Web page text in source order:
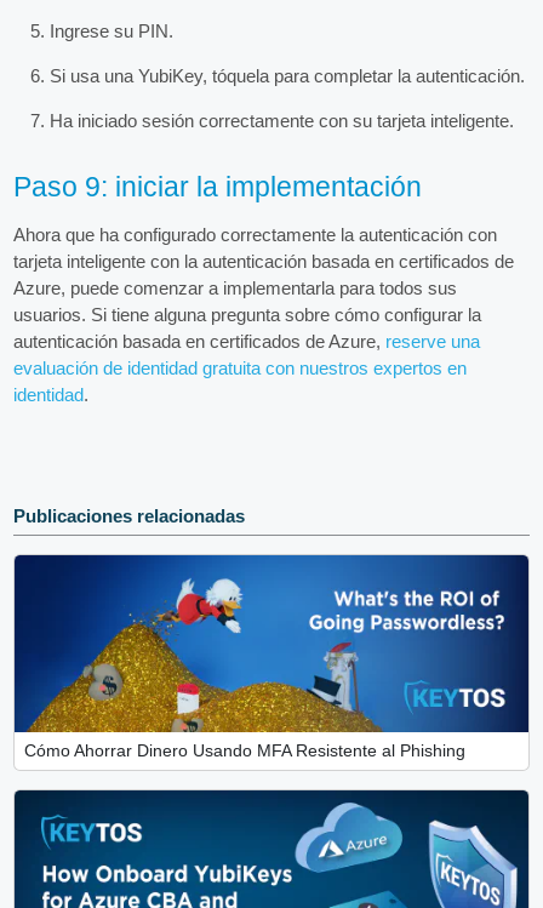
Ingrese su PIN.
Si usa una YubiKey, tóquela para completar la autenticación.
Ha iniciado sesión correctamente con su tarjeta inteligente.
Paso 9: iniciar la implementación
Ahora que ha configurado correctamente la autenticación con
tarjeta inteligente con la autenticación basada en certificados de
Azure, puede comenzar a implementarla para todos sus
usuarios. Si tiene alguna pregunta sobre cómo configurar la
autenticación basada en certificados de Azure, reserve una
evaluación de identidad gratuita con nuestros expertos en
identidad.
Publicaciones relacionadas
Cómo Ahorrar Dinero Usando MFA Resistente al Phishing